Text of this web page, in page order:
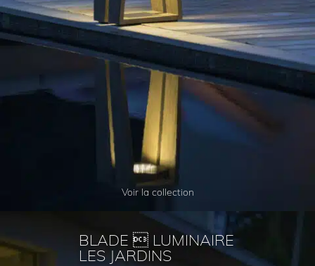
Voir la collection
BLADE  LUMINAIRE
LES JARDINS